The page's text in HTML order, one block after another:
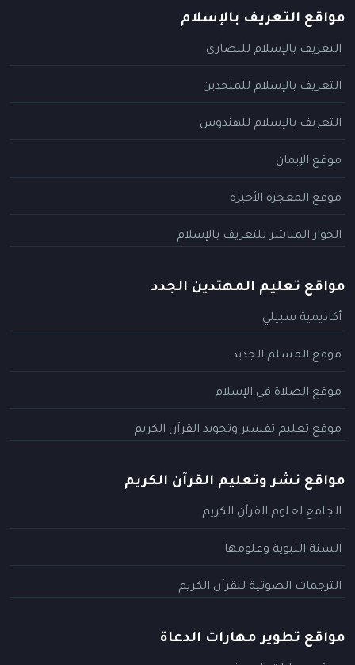
مواقع التعريف بالإسلام
التعريف بالإسلام للنصارى
التعريف بالإسلام للملحدين
التعريف بالإسلام للهندوس
موقع الإيمان
موقع المعجزة الأخيرة
الحوار المباشر للتعريف بالإسلام
مواقع تعليم المهتدين الجدد
أكاديمية سبيلي
موقع المسلم الجديد
موقع الصلاة في الإسلام
موقع تعليم تفسير وتجويد القرآن الكريم
مواقع نشر وتعليم القرآن الكريم
الجامع لعلوم القرآن الكريم
السنة النبوية وعلومها
الترجمات الصوتية للقرآن الكريم
مواقع تطوير مهارات الدعاة